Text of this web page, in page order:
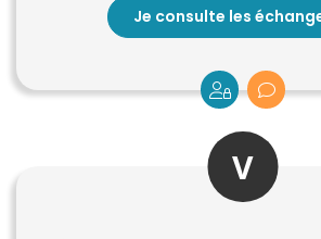
Je consulte les
V